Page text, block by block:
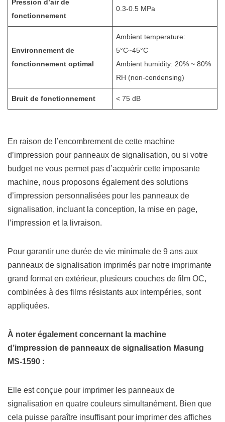
Pression d’air de
fonctionnement
0.3-0.5 MPa
Environnement de
fonctionnement optimal
Ambient temperature:
5°C~45°C
Ambient humidity: 20% ~ 80%
RH (non-condensing)
Bruit de fonctionnement < 75 dB
En raison de l’encombrement de cette machine
d’impression pour panneaux de signalisation, ou si votre
budget ne vous permet pas d’acquérir cette imposante
machine, nous proposons également des solutions
d’impression personnalisées pour les panneaux de
signalisation, incluant la conception, la mise en page,
l’impression et la livraison.
Pour garantir une durée de vie minimale de 9 ans aux
panneaux de signalisation imprimés par notre imprimante
grand format en extérieur, plusieurs couches de film OC,
combinées à des films résistants aux intempéries, sont
appliquées.
À noter également concernant la machine
d’impression de panneaux de signalisation Masung
MS-1590 :
Elle est conçue pour imprimer les panneaux de
signalisation en quatre couleurs simultanément. Bien que
cela puisse paraître insuffisant pour imprimer des affiches